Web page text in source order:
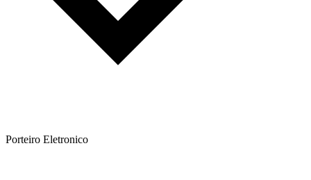
Porteiro Eletronico